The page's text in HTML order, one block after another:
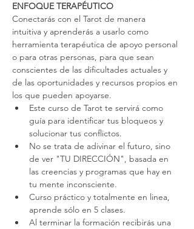
ENFOQUE TERAPÉUTICO
Conectarás con el Tarot de manera
intuitiva y aprenderás a usarlo como
herramienta terapéutica de apoyo personal
o para otras personas, para que sean
conscientes de las dificultades actuales y
de las oportunidades y recursos propios en
los que pueden apoyarse.
Este curso de Tarot te servirá como
guía para identificar tus bloqueos y
solucionar tus conflictos.
No se trata de adivinar el futuro, sino
de ver "TU DIRECCIÓN", basada en
las creencias y programas que hay en
tu mente inconsciente.
Curso práctico y totalmente en linea,
aprende sólo en 5 clases.
Al terminar la formación recibirás una